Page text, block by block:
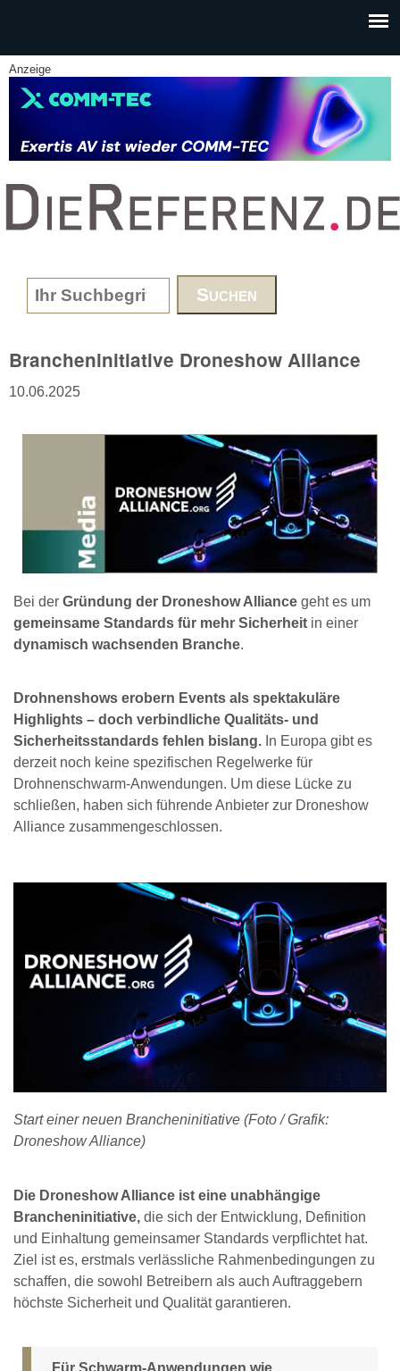
Anzeige
www.DieReferenz.de
Search form
Brancheninitiative Droneshow Alliance
10.06.2025
Bei der Gründung der Droneshow Alliance geht es um
gemeinsame Standards für mehr Sicherheit in einer
dynamisch wachsenden Branche.
Drohnenshows erobern Events als spektakuläre
Highlights – doch verbindliche Qualitäts- und
Sicherheitsstandards fehlen bislang. In Europa gibt es
derzeit noch keine spezifischen Regelwerke für
Drohnenschwarm-Anwendungen. Um diese Lücke zu
schließen, haben sich führende Anbieter zur Droneshow
Alliance zusammengeschlossen.
Start einer neuen Brancheninitiative (Foto / Grafik:
Droneshow Alliance)
Die Droneshow Alliance ist eine unabhängige
Brancheninitiative, die sich der Entwicklung, Definition
und Einhaltung gemeinsamer Standards verpflichtet hat.
Ziel ist es, erstmals verlässliche Rahmenbedingungen zu
schaffen, die sowohl Betreibern als auch Auftraggebern
höchste Sicherheit und Qualität garantieren.
„Für Schwarm-Anwendungen wie